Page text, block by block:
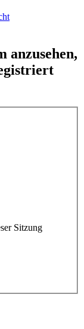
anzusehen,
Sitzung